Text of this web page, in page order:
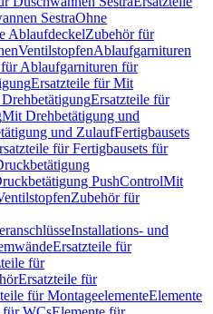
SestraOhne
AblaufdeckelZubehör für
VentilstopfenAblaufgarnituren
Ablaufgarnituren für
Ersatzteile für Mit
Ersatzteile für
Mit Drehbetätigung und
und ZulaufFertigbausets
für Fertigbausets für
PushControlMit
Zubehör für
Installations- und
Ersatzteile für
für
Ersatzteile für
für MontageelementeElemente